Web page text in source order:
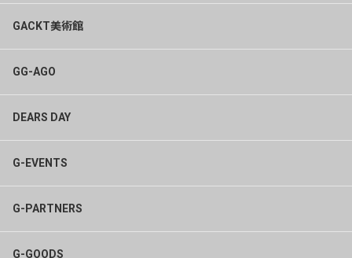
GACKT美術館
GG-AGO
DEARS DAY
G-EVENTS
G-PARTNERS
G-GOODS